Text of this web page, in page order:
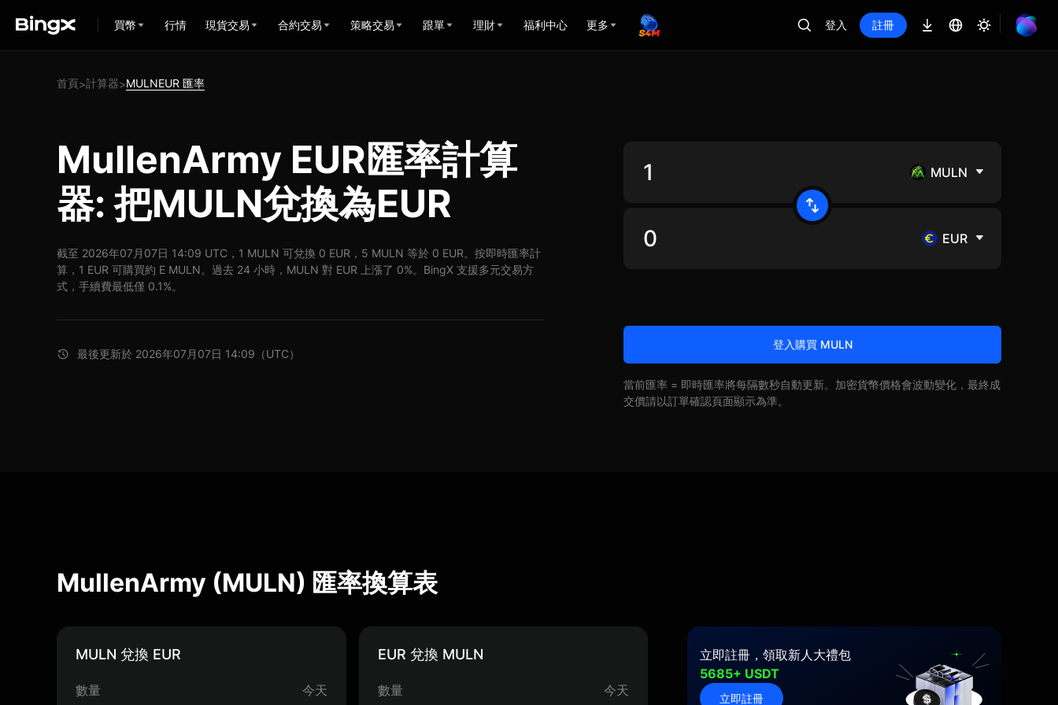
買幣 行情 現貨交易 合約交易 策略交易 跟單 理財 福利中心 更多 登入 註冊
首頁>計算器>MULNEUR 匯率
MullenArmy EUR匯率計算
器: 把MULN兌換為EUR
截至 2026年07月07日 14:09 UTC，1 MULN 可兌換 0 EUR，5 MULN 等於 0 EUR。按即時匯率計
算，1 EUR 可購買約 E MULN。過去 24 小時，MULN 對 EUR 上漲了 0%。BingX 支援多元交易方
式，手續費最低僅 0.1%。
最後更新於 2026年07月07日 14:09（UTC）
MULN
EUR
登入購買 MULN
當前匯率 = 即時匯率將每隔數秒自動更新。加密貨幣價格會波動變化，最終成
交價請以訂單確認頁面顯示為準。
MullenArmy (MULN) 匯率換算表
MULN 兌換 EUR
數量 今天
EUR 兌換 MULN
數量 今天
立即註冊，領取新人大禮包
5685+ USDT
立即註冊